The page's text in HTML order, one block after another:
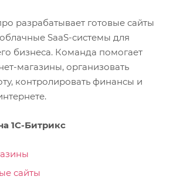
разрабатывает готовые сайты
SaaS-системы для
бизнеса. Команда помогает
магазины, организовать
контролировать финансы и
1С-Битрикс
сайты